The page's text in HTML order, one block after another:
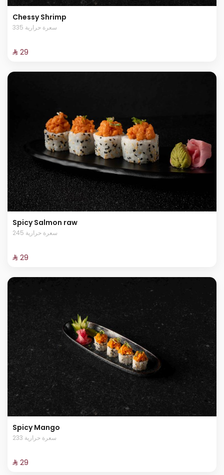
Chessy Shrimp
335 سعرة حرارية
⁨⁦‪‬ 29⁩
Spicy Salmon raw
245 سعرة حرارية
⁨⁦‪‬ 29⁩
Spicy Mango
233 سعرة حرارية
⁨⁦‪‬ 29⁩